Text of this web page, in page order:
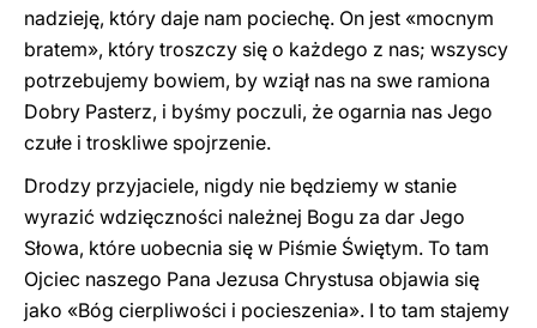
nadzieję, który daje nam pociechę. On jest «mocnym
bratem», który troszczy się o każdego z nas; wszyscy
potrzebujemy bowiem, by wziął nas na swe ramiona
Dobry Pasterz, i byśmy poczuli, że ogarnia nas Jego
czułe i troskliwe spojrzenie.
Drodzy przyjaciele, nigdy nie będziemy w stanie
wyrazić wdzięczności należnej Bogu za dar Jego
Słowa, które uobecnia się w Piśmie Świętym. To tam
Ojciec naszego Pana Jezusa Chrystusa objawia się
jako «Bóg cierpliwości i pocieszenia». I to tam stajemy